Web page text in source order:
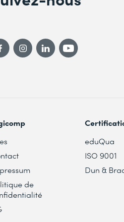
de
eduQua
ISO 9001
Dun &